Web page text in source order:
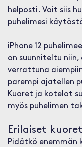
helposti. Voit siis
puhelimesi
iPhone 12
on suunniteltu niin,
verrattuna
parempi ajatellen
Kuoret ja kotelot
myös puhelimen
Erilaiset
Pidätkö enemmän